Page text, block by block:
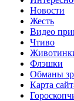
Новости
Жесть
Видео
Чтиво
Флэшки
Обманы
Карта